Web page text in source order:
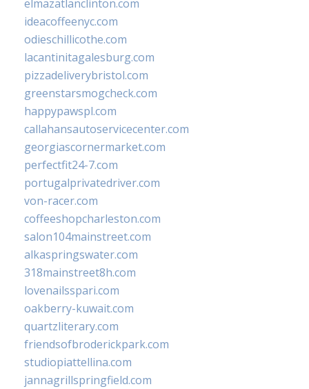
elmazatlanclinton.com
ideacoffeenyc.com
odieschillicothe.com
lacantinitagalesburg.com
pizzadeliverybristol.com
greenstarsmogcheck.com
happypawspl.com
callahansautoservicecenter.com
georgiascornermarket.com
perfectfit24-7.com
portugalprivatedriver.com
von-racer.com
coffeeshopcharleston.com
salon104mainstreet.com
alkaspringswater.com
318mainstreet8h.com
lovenailsspari.com
oakberry-kuwait.com
quartzliterary.com
friendsofbroderickpark.com
studiopiattellina.com
jannagrillspringfield.com